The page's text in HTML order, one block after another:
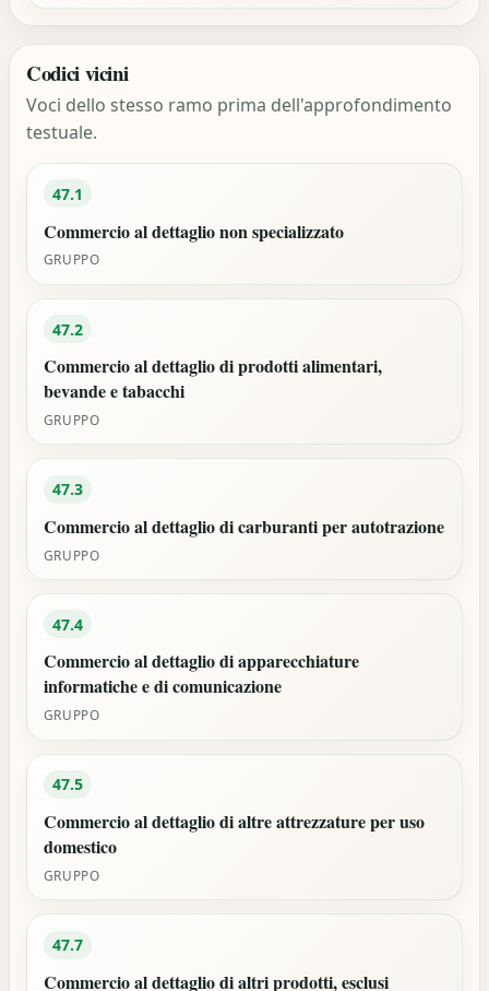
Codici vicini
Voci dello stesso ramo prima dell'approfondimento
testuale.
47.1
Commercio al dettaglio non specializzato
GRUPPO
47.2
Commercio al dettaglio di prodotti alimentari,
bevande e tabacchi
GRUPPO
47.3
Commercio al dettaglio di carburanti per autotrazione
GRUPPO
47.4
Commercio al dettaglio di apparecchiature
informatiche e di comunicazione
GRUPPO
47.5
Commercio al dettaglio di altre attrezzature per uso
domestico
GRUPPO
47.7
Commercio al dettaglio di altri prodotti, esclusi